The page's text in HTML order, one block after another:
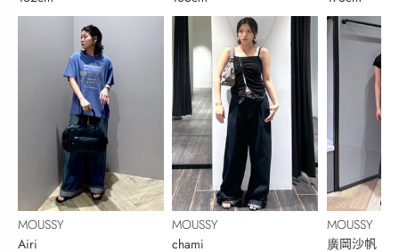
MOUSSY
Airi
MOUSSY
chami
MOUSSY
廣岡沙帆